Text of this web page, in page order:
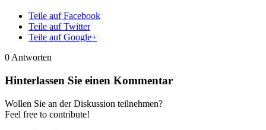
Teile auf Facebook
Teile auf Twitter
Teile auf Google+
0 Antworten
Hinterlassen Sie einen Kommentar
Wollen Sie an der Diskussion teilnehmen?
Feel free to contribute!